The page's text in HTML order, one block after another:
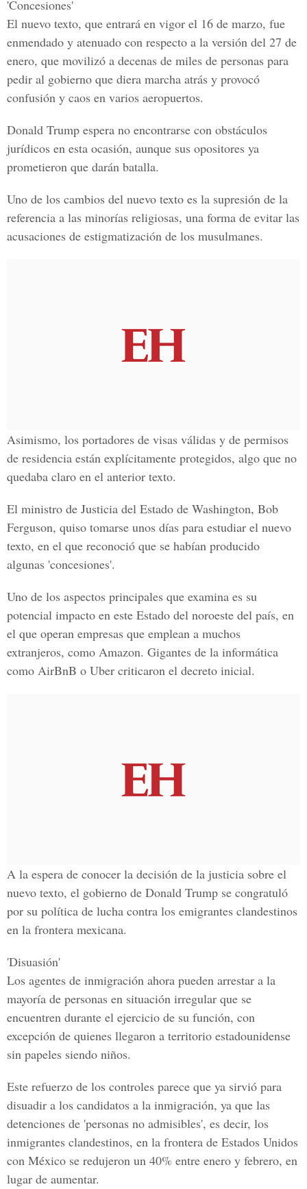
'Concesiones'
El nuevo texto, que entrará en vigor el 16 de marzo, fue
enmendado y atenuado con respecto a la versión del 27 de
enero, que movilizó a decenas de miles de personas para
pedir al gobierno que diera marcha atrás y provocó
confusión y caos en varios aeropuertos.
Donald Trump espera no encontrarse con obstáculos
jurídicos en esta ocasión, aunque sus opositores ya
prometieron que darán batalla.
Uno de los cambios del nuevo texto es la supresión de la
referencia a las minorías religiosas, una forma de evitar las
acusaciones de estigmatización de los musulmanes.
Asimismo, los portadores de visas válidas y de permisos
de residencia están explícitamente protegidos, algo que no
quedaba claro en el anterior texto.
El ministro de Justicia del Estado de Washington, Bob
Ferguson, quiso tomarse unos días para estudiar el nuevo
texto, en el que reconoció que se habían producido
algunas 'concesiones'.
Uno de los aspectos principales que examina es su
potencial impacto en este Estado del noroeste del país, en
el que operan empresas que emplean a muchos
extranjeros, como Amazon. Gigantes de la informática
como AirBnB o Uber criticaron el decreto inicial.
A la espera de conocer la decisión de la justicia sobre el
nuevo texto, el gobierno de Donald Trump se congratuló
por su política de lucha contra los emigrantes clandestinos
en la frontera mexicana.
'Disuasión'
Los agentes de inmigración ahora pueden arrestar a la
mayoría de personas en situación irregular que se
encuentren durante el ejercicio de su función, con
excepción de quienes llegaron a territorio estadounidense
sin papeles siendo niños.
Este refuerzo de los controles parece que ya sirvió para
disuadir a los candidatos a la inmigración, ya que las
detenciones de 'personas no admisibles', es decir, los
inmigrantes clandestinos, en la frontera de Estados Unidos
con México se redujeron un 40% entre enero y febrero, en
lugar de aumentar.